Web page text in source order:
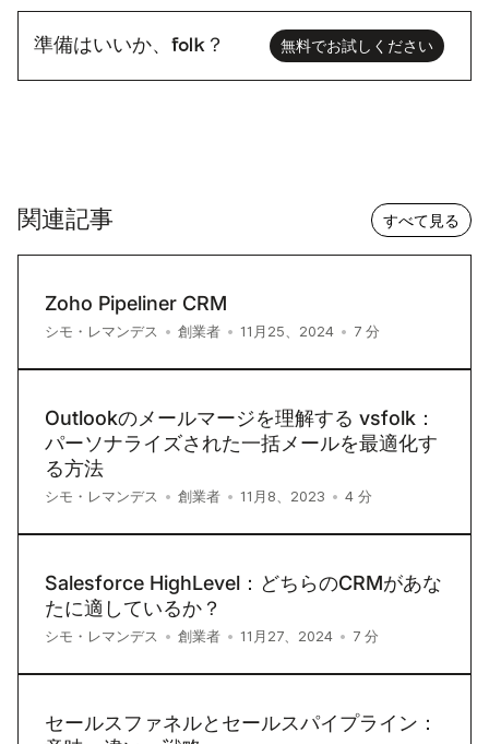
準備はいいか、folk？ 無料でお試しください
関連記事 すべて見る
Zoho Pipeliner CRM
シモ・レマンデス • 創業者 • 11月25、2024 • 7 分
Outlookのメールマージを理解する vsfolk：
パーソナライズされた一括メールを最適化す
る方法
シモ・レマンデス • 創業者 • 11月8、2023 • 4 分
Salesforce HighLevel：どちらのCRMがあな
たに適しているか？
シモ・レマンデス • 創業者 • 11月27、2024 • 7 分
セールスファネルとセールスパイプライン：